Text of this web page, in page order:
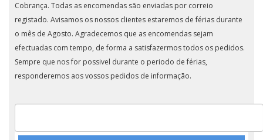
Cobrança. Todas as encomendas são enviadas por correio
registado. Avisamos os nossos clientes estaremos de férias durante
o mês de Agosto. Agradecemos que as encomendas sejam
efectuadas com tempo, de forma a satisfazermos todos os pedidos.
Sempre que nos for possivel durante o periodo de férias,
responderemos aos vossos pedidos de informação.